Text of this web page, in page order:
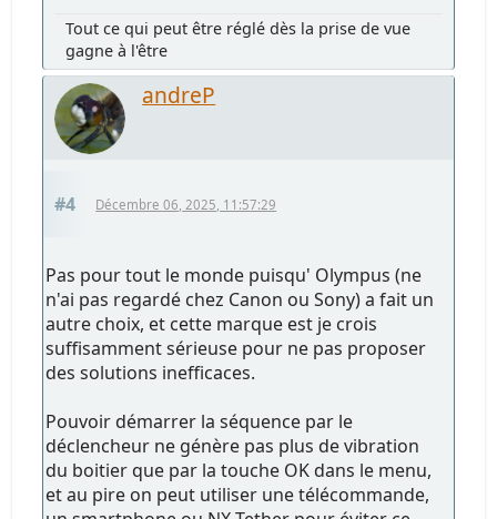
Tout ce qui peut être réglé dès la prise de vue
gagne à l'être
andreP
#4 Décembre 06, 2025, 11:57:29
Pas pour tout le monde puisqu' Olympus (ne
n'ai pas regardé chez Canon ou Sony) a fait un
autre choix, et cette marque est je crois
suffisamment sérieuse pour ne pas proposer
des solutions inefficaces.
Pouvoir démarrer la séquence par le
déclencheur ne génère pas plus de vibration
du boitier que par la touche OK dans le menu,
et au pire on peut utiliser une télécommande,